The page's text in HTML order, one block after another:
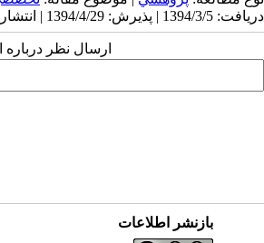
دریافت: 1394/3/5 | پذیرش: 1394/4/29 | انتشار: 1394/12/2
ارسال نظر درباره
بازنشر اطلاعات